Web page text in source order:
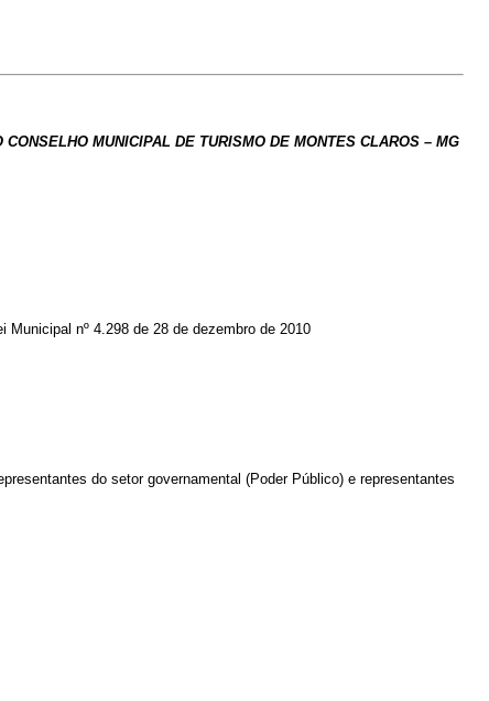
MUNICIPAL DE TURISMO DE MONTES CLAROS – MG
nº 4.298 de 28 de dezembro de 2010
do setor governamental (Poder Público) e representantes